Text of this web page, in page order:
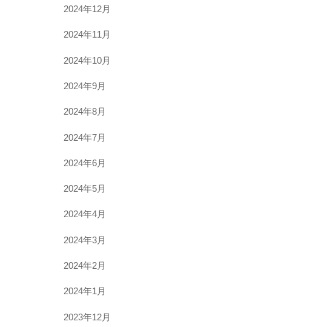
2024年12月
2024年11月
2024年10月
2024年9月
2024年8月
2024年7月
2024年6月
2024年5月
2024年4月
2024年3月
2024年2月
2024年1月
2023年12月